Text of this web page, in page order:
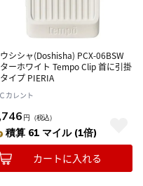
シシャ(Doshisha) PCX-06BSW
ーホワイト Tempo Clip 首に引掛
イプ PIERIA
カレント
円 （税込）
積算 61 マイル (1倍)
カートに入れる